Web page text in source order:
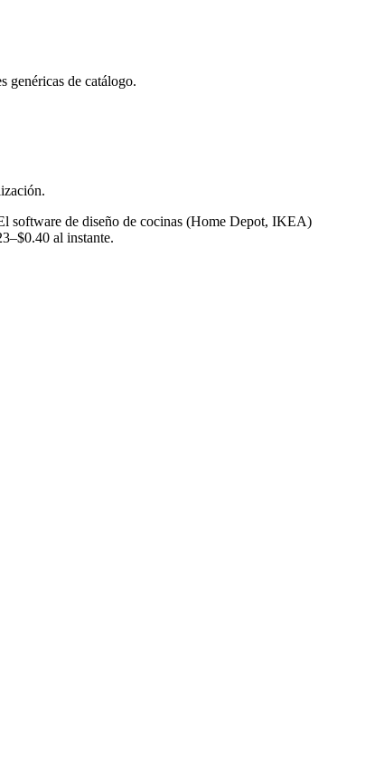
genéricas de catálogo.
software de diseño de cocinas (Home Depot, IKEA)
al instante.